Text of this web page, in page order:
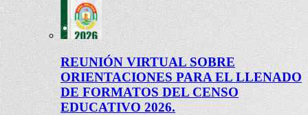
REUNIÓN VIRTUAL SOBRE
ORIENTACIONES PARA EL LLENADO
DE FORMATOS DEL CENSO
EDUCATIVO 2026.